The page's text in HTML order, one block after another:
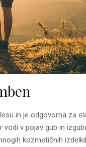
in je odgovorna za
v pojav gub in
kozmetičnih